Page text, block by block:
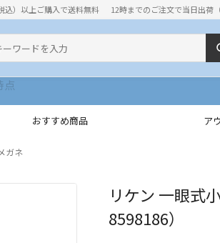
込）以上ご購入で送料無料 12時までのご注文で当日出荷（
おすすめ商品 ア
ガネ
リケン 一眼式
8598186）